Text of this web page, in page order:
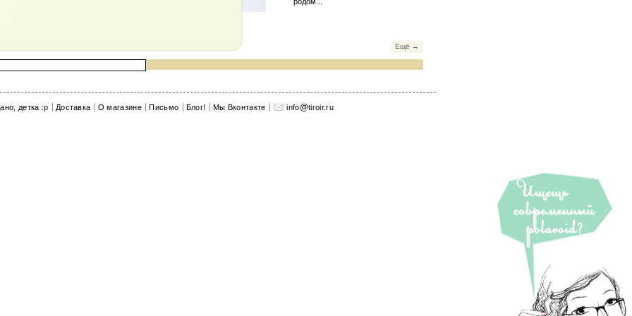
Ещё →
детка :p Доставка О магазине Письмо Блог! Мы Вконтакте info@tiroir.ru